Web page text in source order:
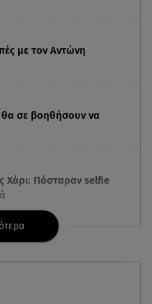
με τον Αντώνη
θα σε βοηθήσουν να
Χάρι: Πόσταραν selfie
με τον